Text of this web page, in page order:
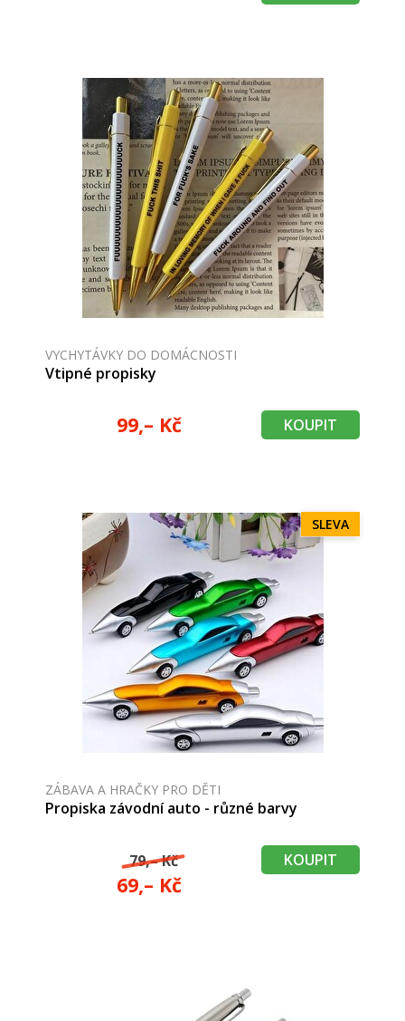
VYCHYTÁVKY DO DOMÁCNOSTI
Vtipné propisky
99,– Kč KOUPIT
SLEVA
ZÁBAVA A HRAČKY PRO DĚTI
Propiska závodní auto - různé barvy
79,– Kč
69,– Kč
KOUPIT